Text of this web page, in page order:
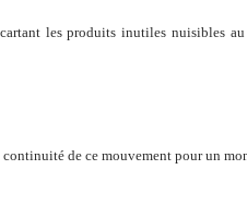
les produits inutiles nuisibles
de ce mouvement pour un